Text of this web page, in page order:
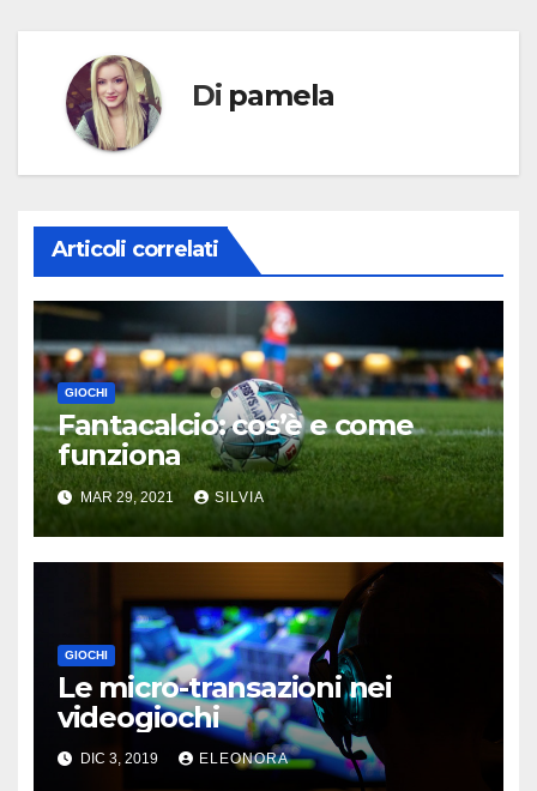
Di pamela
Articoli correlati
GIOCHI
Fantacalcio: cos’è e come
funziona
MAR 29, 2021 SILVIA
GIOCHI
Le micro-transazioni nei
videogiochi
DIC 3, 2019 ELEONORA